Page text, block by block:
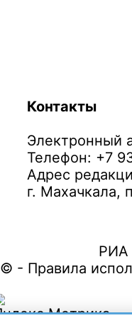
Контакты
Электронный
Телефон: +7
Адрес
г. Махачкала,
РИА
© - Правила